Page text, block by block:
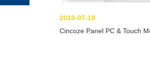
2019-07-18
Cincoze Panel PC & Touch